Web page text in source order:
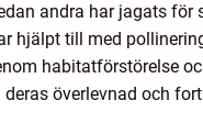
andra har jagats
hjälpt till med
habitatförstörelse
överlevnad och